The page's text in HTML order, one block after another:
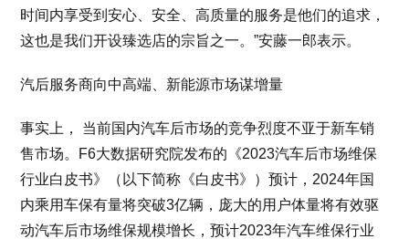
时间内享受到安心、安全、高质量的服务是他们的追求，
这也是我们开设臻选店的宗旨之一。”安藤一郎表示。
汽后服务商向中高端、新能源市场谋增量
事实上， 当前国内汽车后市场的竞争烈度不亚于新车销
售市场。F6大数据研究院发布的《2023汽车后市场维保
行业白皮书》（以下简称《白皮书》）预计，2024年国
内乘用车保有量将突破3亿辆，庞大的用户体量将有效驱
动汽车后市场维保规模增长，预计2023年汽车维保行业